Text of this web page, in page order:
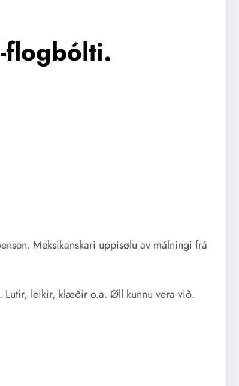
flogbólti.
Meksikanskari uppisølu av málningi frá
Lutir, leikir, klæðir o.a. Øll kunnu vera við.